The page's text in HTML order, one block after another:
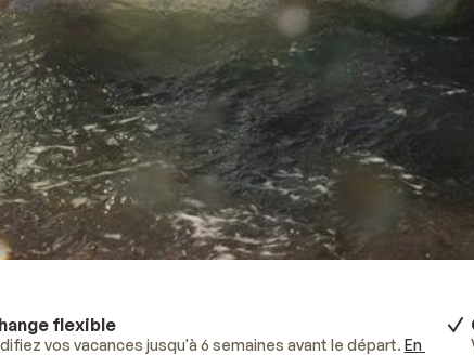
flexible
vos vacances jusqu'à 6 semaines avant le départ. En savoir